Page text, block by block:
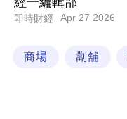
技
場
即時財經 Apr 27 2026
商場 劏舖